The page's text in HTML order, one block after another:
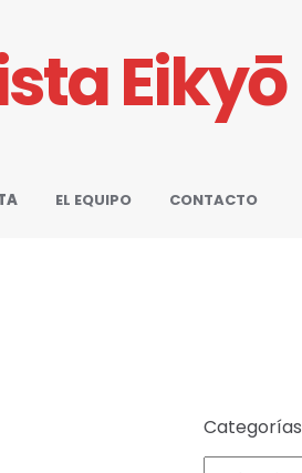
Eikyō
EL EQUIPO
CONTACTO
Categorías